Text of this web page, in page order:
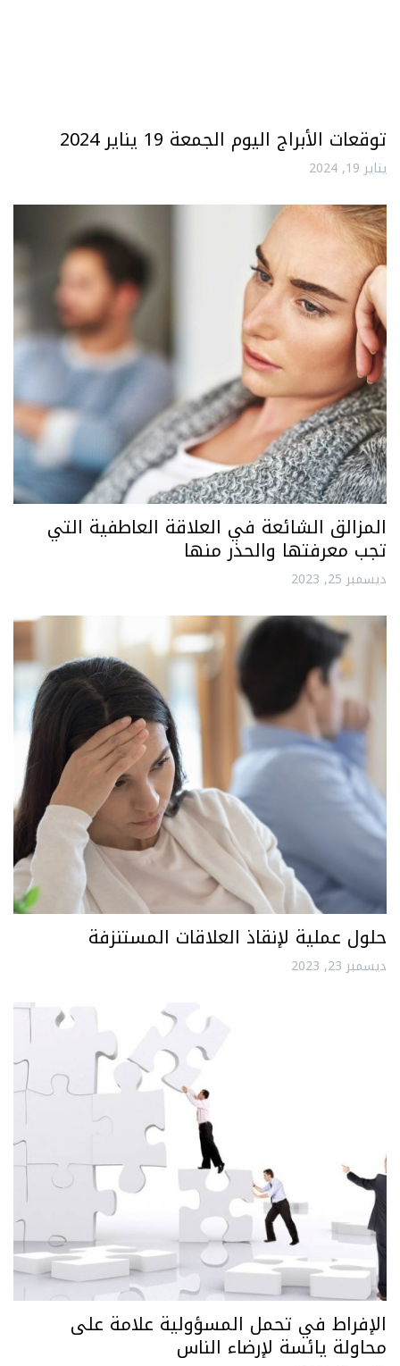
توقعات الأبراج اليوم الجمعة 19 يناير 2024
يناير 19, 2024
المزالق الشائعة في العلاقة العاطفية التي
تجب معرفتها والحذر منها
ديسمبر 25, 2023
حلول عملية لإنقاذ العلاقات المستنزفة
ديسمبر 23, 2023
الإفراط في تحمل المسؤولية علامة على
محاولة يائسة لإرضاء الناس